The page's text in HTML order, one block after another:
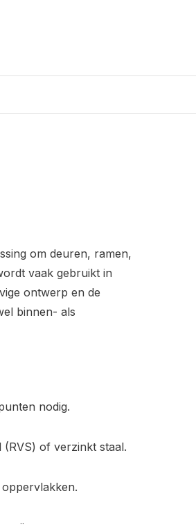
om deuren, ramen,
vaak gebruikt in
ontwerp en de
binnen- als
nodig.
(RVS) of verzinkt staal.